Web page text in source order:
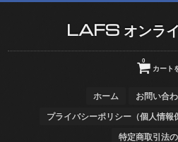
LAFS オンラ
カート
0
ホーム お問い合
プライバシーポリシー（個人情報
特定商取引法